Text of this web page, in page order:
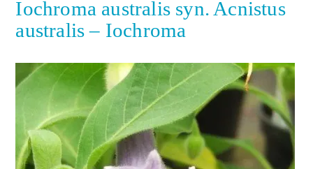
Iochroma australis syn. Acnistus
australis – Iochroma